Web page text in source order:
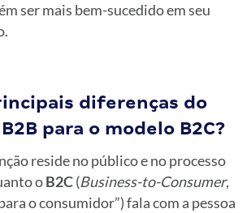
ser mais bem-sucedido em seu
diferenças do
para o modelo B2C?
reside no público e no processo
oB2C(Business-to-Consumer,
o consumidor”) fala com a pessoa